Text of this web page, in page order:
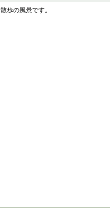
散歩の風景です。